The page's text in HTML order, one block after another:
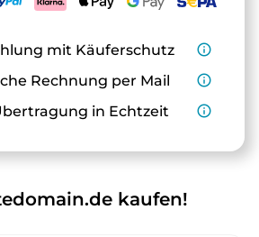
mit Käuferschutz
info_outline
Rechnung per Mail
info_outline
in Echtzeit info_outline
kaufen!